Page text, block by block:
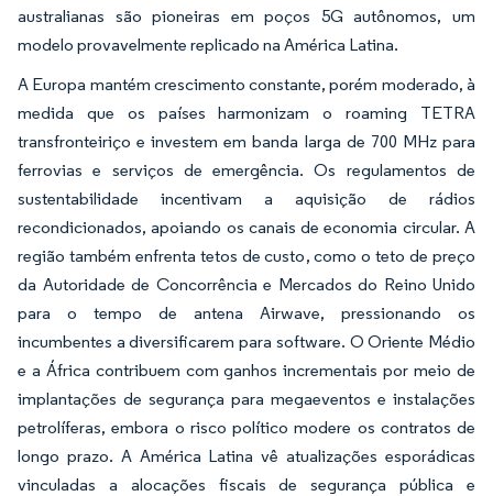
australianas são pioneiras em poços 5G autônomos, um
modelo provavelmente replicado na América Latina.
A Europa mantém crescimento constante, porém moderado, à
medida que os países harmonizam o roaming TETRA
transfronteiriço e investem em banda larga de 700 MHz para
ferrovias e serviços de emergência. Os regulamentos de
sustentabilidade incentivam a aquisição de rádios
recondicionados, apoiando os canais de economia circular. A
região também enfrenta tetos de custo, como o teto de preço
da Autoridade de Concorrência e Mercados do Reino Unido
para o tempo de antena Airwave, pressionando os
incumbentes a diversificarem para software. O Oriente Médio
e a África contribuem com ganhos incrementais por meio de
implantações de segurança para megaeventos e instalações
petrolíferas, embora o risco político modere os contratos de
longo prazo. A América Latina vê atualizações esporádicas
vinculadas a alocações fiscais de segurança pública e